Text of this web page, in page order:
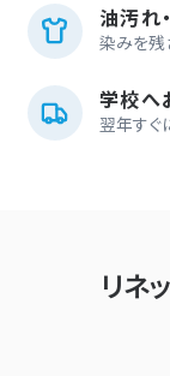
油汚れ
染みを残
学校へ
翌年すぐ
リネ